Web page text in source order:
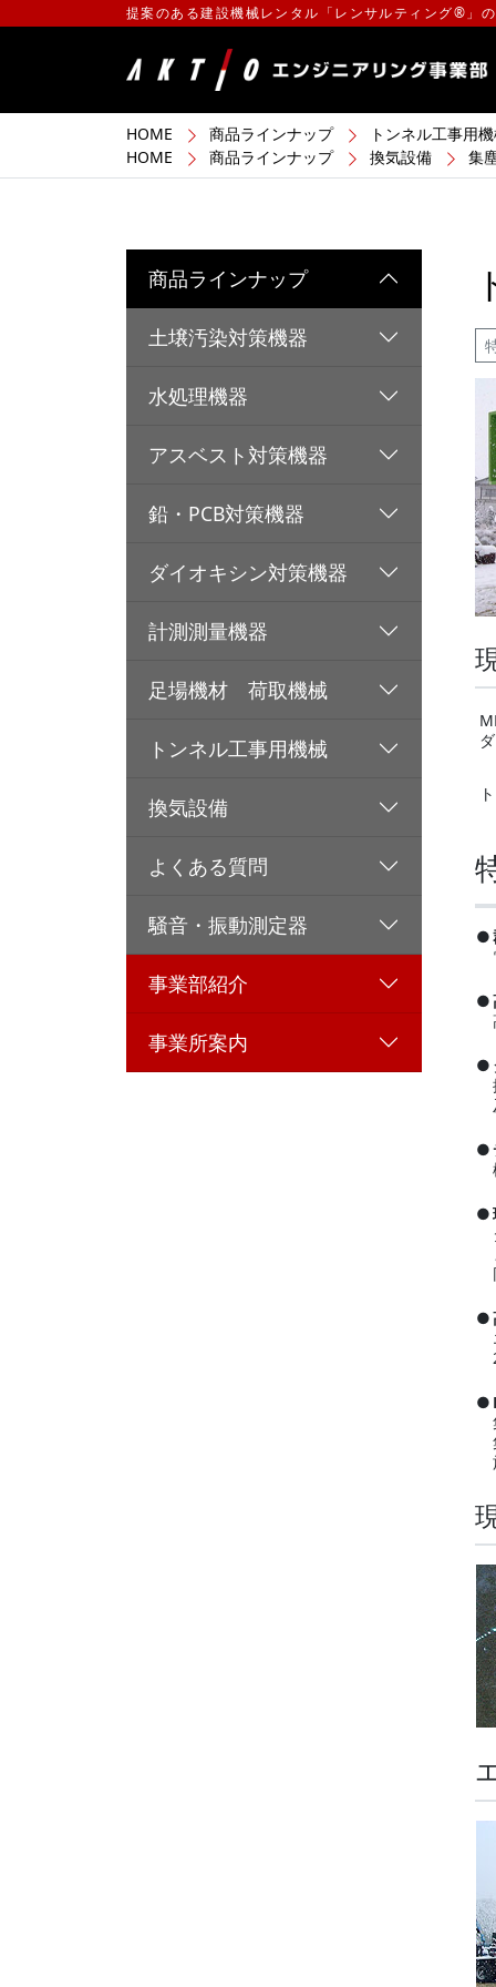
提案のある建設機械レンタル「レンサルティング®」
HOME 商品ラインナップ
トンネル工事用
HOME
商品ラインナップ 換気設備 集
●
●
●
●
●
●
●
商品ラインナップ
土壌汚染対策機器
水処理機器
アスベスト対策機器
鉛・PCB対策機器
ダイオキシン対策機器
計測測量機器
足場機材 荷取機械
トンネル工事用機械
換気設備
よくある質問
騒音・振動測定器
事業部紹介
事業所案内